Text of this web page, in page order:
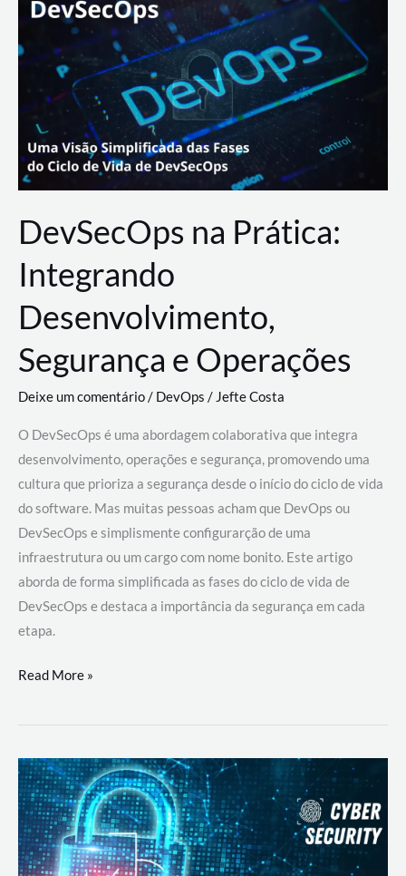
Lance
Rural
DevSecOps na Prática:
Integrando
Desenvolvimento,
Segurança e Operações
Deixe um comentário/ DevOps /Jefte Costa
O DevSecOps é uma abordagem colaborativa que integra
desenvolvimento, operações e segurança, promovendo uma
cultura que prioriza a segurança desde o início do ciclo de vida
do software. Mas muitas pessoas acham que DevOps ou
DevSecOps e simplismente configurarção de uma
infraestrutura ou um cargo com nome bonito. Este artigo
aborda de forma simplificada as fases do ciclo de vida de
DevSecOps e destaca a importância da segurança em cada
etapa.
DevSecOps
Prática:
Desenvolvimento,
Segurança
e
Operações
Read More »